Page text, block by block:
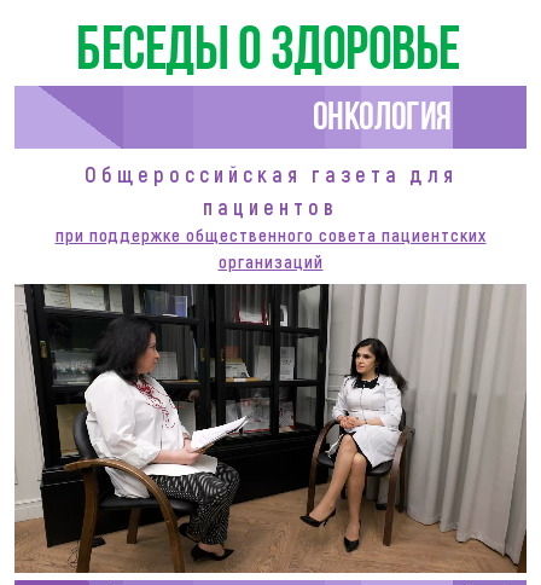
Беседы о здоровье
Онкология
Общероссийская газета для
пациентов
при поддержке общественного совета пациентских
организаций